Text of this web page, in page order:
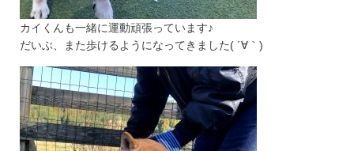
カイくんも一緒に運動頑張っています♪
だいぶ、また歩けるようになってきました( ´∀｀)